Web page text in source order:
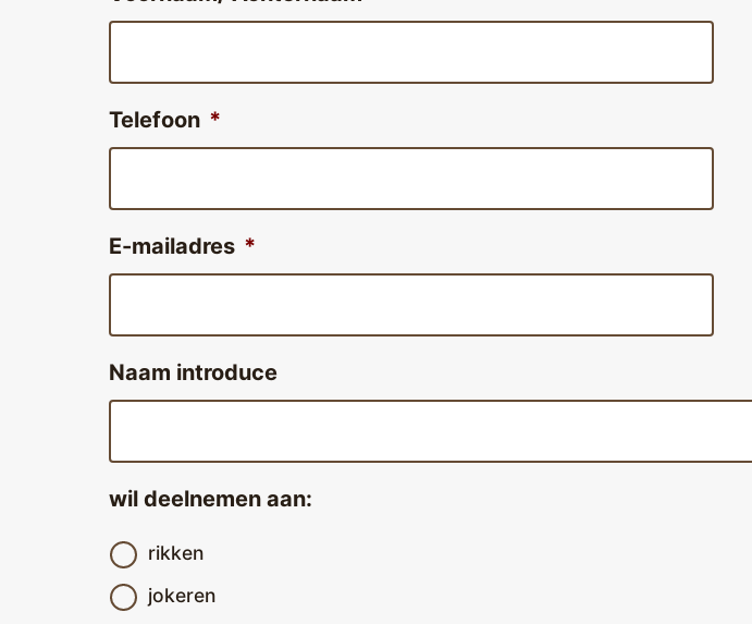
Telefoon *
E-mailadres *
Naam introduce
wil deelnemen aan:
rikken
jokeren